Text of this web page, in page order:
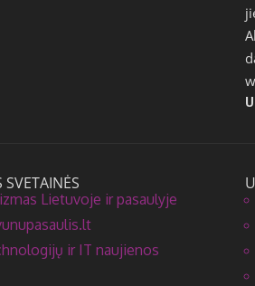
SVETAINĖS
Lietuvoje ir pasaulyje
ir IT naujienos